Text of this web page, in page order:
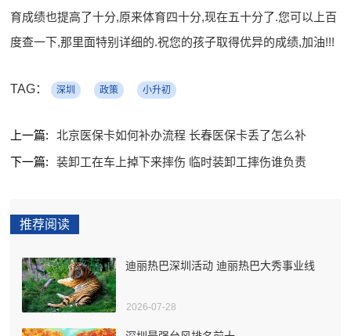
育成绩也提高了十分,原来体育四十分,现在五十分了.您可以上百
度查一下,那里面特别详细的.祝您的孩子取得优异的成绩,加油!!!
TAG： 深圳 政策 小升初
上一篇:
北京医保卡如何补办流程 长春医保卡丢了怎么补
下一篇:
装卸工在车上掉下来摔伤 临时装卸工摔伤谁负责
推荐阅读
迪丽热巴深圳活动 迪丽热巴大秀事业线
2026-07-28